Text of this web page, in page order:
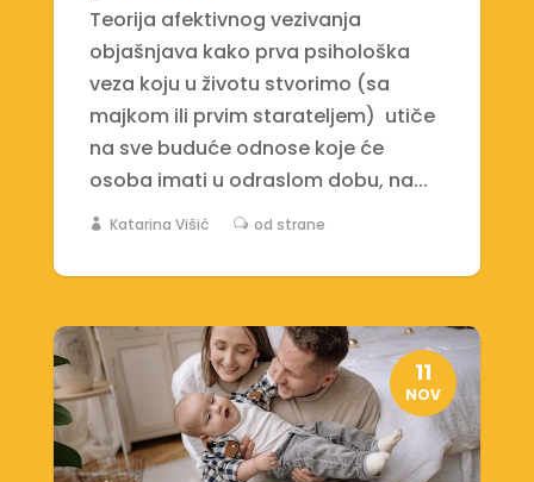
Teorija afektivnog vezivanja
objašnjava kako prva psihološka
veza koju u životu stvorimo (sa
majkom ili prvim starateljem) utiče
na sve buduće odnose koje će
osoba imati u odraslom dobu, na...
Katarina Višić od strane
11
NOV